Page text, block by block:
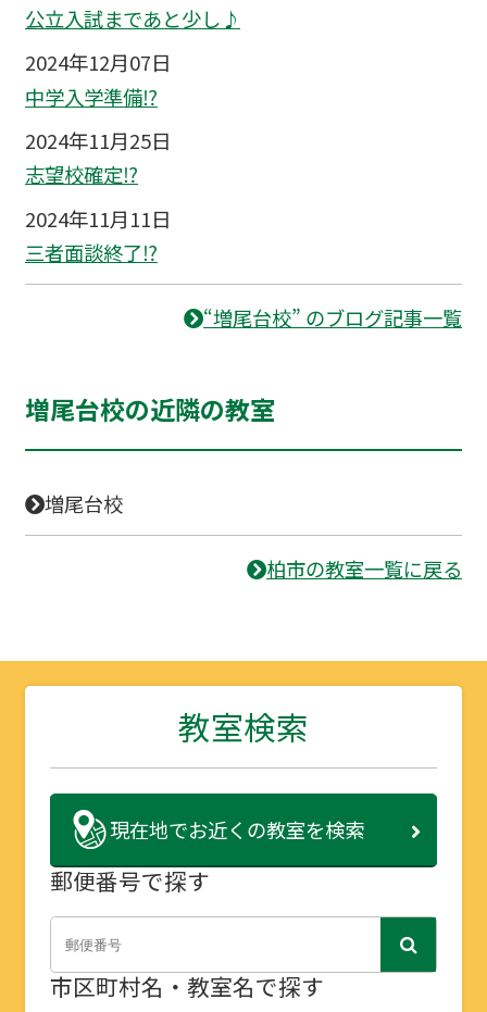
公立入試まであと少し♪
2024年12月07日
中学入学準備⁉
2024年11月25日
志望校確定⁉
2024年11月11日
三者面談終了⁉
“増尾台校” のブログ記事一覧
増尾台校の近隣の教室
増尾台校
柏市の教室一覧に戻る
教室検索
現在地でお近くの教室を検索
郵便番号で探す
市区町村名・教室名で探す